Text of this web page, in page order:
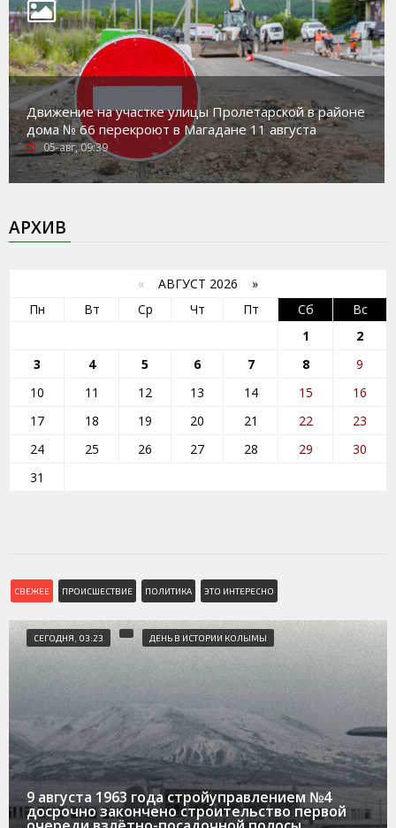
Движение на участке улицы Пролетарской в районе
дома № 66 перекроют в Магадане 11 августа
05-авг, 09:39
АРХИВ
« АВГУСТ 2026 »
Пн
Вт Ср Чт Пт Сб
Вс
1
2
3
4 5 6 7 8
9
10
11 12 13 14 15
16
17
18 19 20 21 22
23
24
25 26 27 28 29
30
31
СВЕЖЕЕ ПРОИСШЕСТВИЕ ПОЛИТИКА ЭТО ИНТЕРЕСНО
СЕГОДНЯ, 03:23 ДЕНЬ В ИСТОРИИ КОЛЫМЫ
9 августа 1963 года стройуправлением №4
досрочно закончено строительство первой